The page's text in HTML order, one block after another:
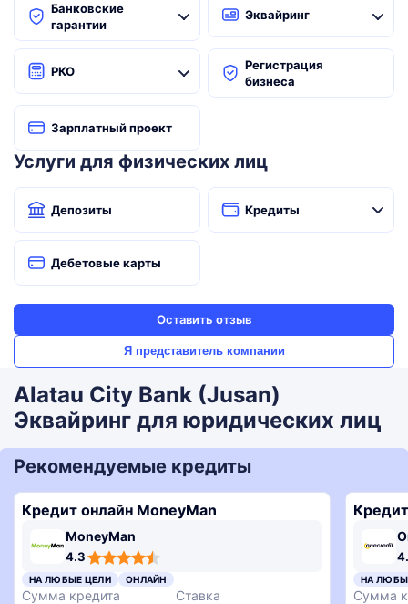
Банковские
гарантии
Эквайринг
РКО
Регистрация
бизнеса
Зарплатный проект
Услуги для физических лиц
Депозиты Кредиты
Дебетовые карты
Оставить отзыв
Я представитель компании
Alatau City Bank (Jusan)
Эквайринг для юридических лиц
Рекомендуемые кредиты
Кредит онлайн MoneyMan
MoneyMan
4.3
НА ЛЮБЫЕ ЦЕЛИ ОНЛАЙН
Сумма кредита
Ставка
НА
Сумма
rating